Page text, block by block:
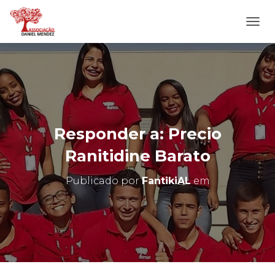
L
T
E
R
N
A
N
A
E
G
O
Responder a: Precio
Ranitidine Barato
Publicado porFantikiALem